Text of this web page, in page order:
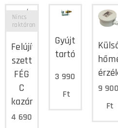
Felújító
szett
FÉG
C
kazán
Nincs
raktáron
4 690
Gyújtóláng
tartó
3 990
Ft
9 900
Ft